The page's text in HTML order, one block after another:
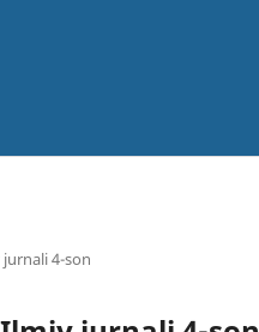
4-son